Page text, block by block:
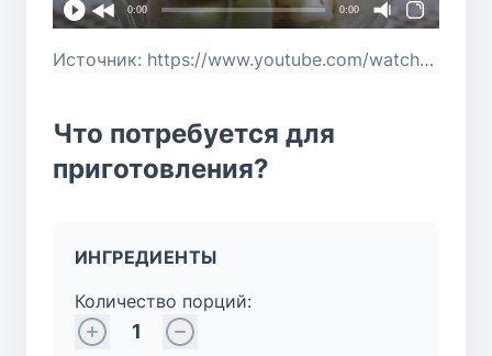
0:00 0:00
Источник: https://www.youtube.com/watch?v=xP8293WGXMc
Что потребуется для
приготовления?
ИНГРЕДИЕНТЫ
Количество порций:
1